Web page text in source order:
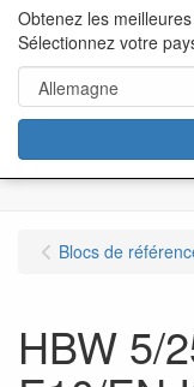
content="18/11/2025″/>
Blocs de
HBW 5/
Obtenez les
Sélectionnez votre